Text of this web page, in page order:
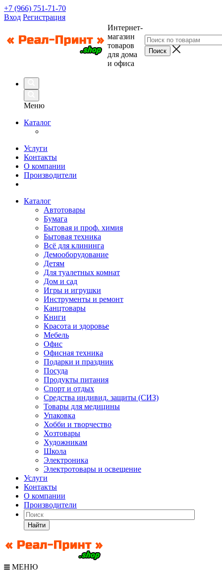
+7 (966) 751-71-70
Вход Регистрация
Интернет-
магазин
товаров
для дома
и офиса
Меню
Каталог
Услуги
Контакты
О компании
Производители
Каталог
Автотовары
Бумага
Бытовая и проф. химия
Бытовая техника
Всё для клининга
Демооборудование
Детям
Для туалетных комнат
Дом и сад
Игры и игрушки
Инструменты и ремонт
Канцтовары
Книги
Красота и здоровье
Мебель
Офис
Офисная техника
Подарки и праздник
Посуда
Продукты питания
Спорт и отдых
Средства индивид. защиты (СИЗ)
Товары для медицины
Упаковка
Хобби и творчество
Хозтовары
Художникам
Школа
Электроника
Электротовары и освещение
Услуги
Контакты
О компании
Производители
Найти
МЕНЮ